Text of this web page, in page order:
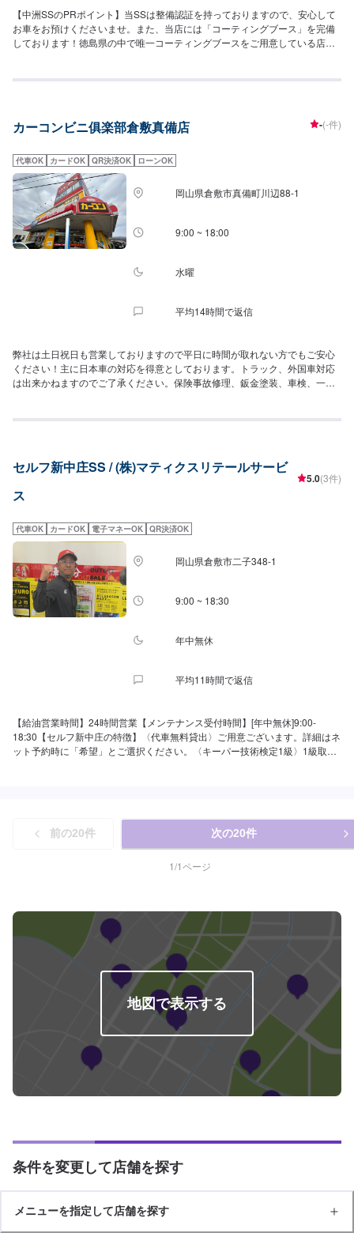
【中洲SSのPRポイント】当SSは整備認証を持っておりますので、安心して
お車をお預けくださいませ。また、当店には「コーティングブース」を完備
しております！徳島県の中で唯一コーティングブースをご用意している店舗
キャンペーン】モバイルドライブペイ登録で、ティッシュ1箱をプレゼントし
士が1名在籍しております。KeePerについては、EXが3名、1級が1名、2級が
店にお任せくださいませ。【アクセス】当店は国道11号線(吉野川バイパス)
沿いにございます。「八木病院」様の向かいです。
カーコンビニ俱楽部倉敷真備店 -(-件)
代車OK カードOK QR決済OK ローンOK
岡山県倉敷市真備町川辺88-1
9:00 ~ 18:00
水曜
平均14時間で返信
弊社は土日祝日も営業しておりますので平日に時間が取れない方でもご安心
ください！主に日本車の対応を得意としております。トラック、外国車対応
は出来かねますのでご了承ください。保険事故修理、鈑金塗装、車検、一般
車)や自社レンタカーもございますのでお気軽にご相談ください。
セルフ新中庄SS / (株)マティクスリテールサービ
ス
5.0(3件)
代車OK カードOK 電子マネーOK QR決済OK
岡山県倉敷市二子348-1
9:00 ~ 18:30
年中無休
平均11時間で返信
【給油営業時間】24時間営業【メンテナンス受付時間】[年中無休]9:00-
18:30【セルフ新中庄の特徴】〈代車無料貸出〉ご用意ございます。詳細はネ
ット予約時に「希望」とご選択ください。〈キーパー技術検定1級〉1級取得
新中庄は認証資格を持っております】セルフ新中庄SSは分解認証（部分）を
取得しております。→より多くの整備が可能です。ぜひこちらのページから
ご予約の上、ご来店くださいませ。
前の20件 次の20件
1/1ページ
地図で表示する
条件を変更して店舗を探す
メニューを指定して店舗を探す